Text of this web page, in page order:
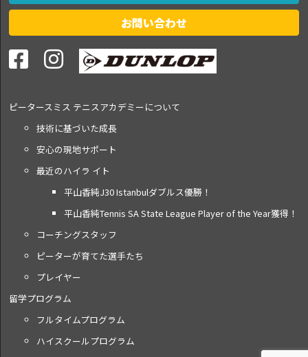
お問い合わせ
ピータースミス テニスアカデミーについて
技術に基づいた成長
安心の現地サポート
最近のハイラ イト
平山香純J30 Istanbulダブルス優勝！
平山香純Tennis SA State League Player of the Year獲得！
コーチングスタッフ
ピーターが育てた選手たち
プレイヤー
留学プログラム
フルタイムプログラム
ハイスクールプログラム